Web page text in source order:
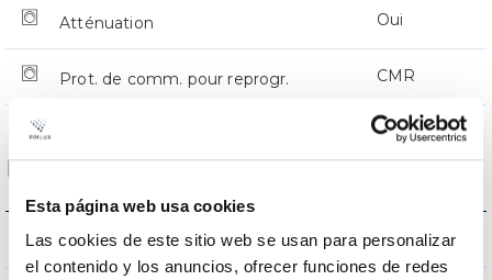
Esta página web usa cookies
Las cookies de este sitio web se usan para personalizar
el contenido y los anuncios, ofrecer funciones de redes
Atténuation Oui
Prot. de comm. pour reprogr. CMR
Dimensions et montage
L’assemblée Monture en crosse